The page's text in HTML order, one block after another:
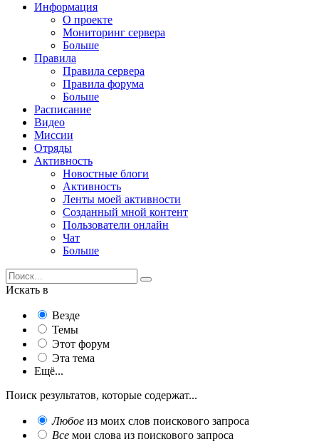
Информация
О проекте
Мониторинг сервера
Больше
Правила
Правила сервера
Правила форума
Больше
Расписание
Видео
Миссии
Отряды
Активность
Новостные блоги
Активность
Ленты моей активности
Созданный мной контент
Пользователи онлайн
Чат
Больше
Искать в
Везде
Темы
Этот форум
Эта тема
Ещё...
Поиск результатов, которые содержат...
Любое из моих слов поискового запроса
Все мои слова из поискового запроса